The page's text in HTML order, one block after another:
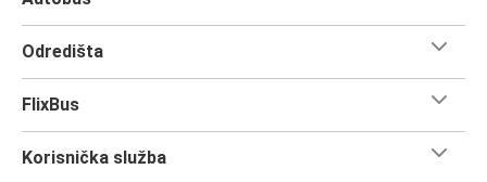
komad prtljage
za prijavu po putniku, pa čak i ako ideš na
, možeš to
učiniti u trenutku rezervacije. Odaberi
Odredišta
FlixBus
Korisnička služba